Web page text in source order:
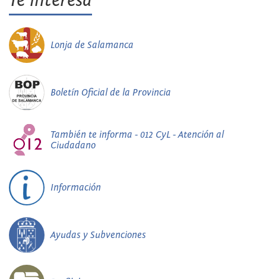
Lonja de Salamanca
Boletín Oficial de la Provincia
También te informa - 012 CyL - Atención al
Ciudadano
Información
Ayudas y Subvenciones